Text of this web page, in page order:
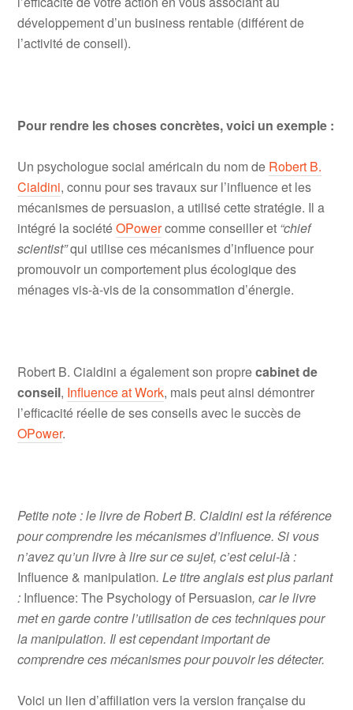
développement d’un business rentable (différent de
l’activité de conseil).
Pour rendre les choses concrètes, voici un exemple :
Un psychologue social américain du nom de Robert B.
Cialdini, connu pour ses travaux sur l’influence et les
mécanismes de persuasion, a utilisé cette stratégie. Il a
intégré la sociétéOPowercomme conseiller et “chief
scientist”qui utilise ces mécanismes d’influence pour
promouvoir un comportement plus écologique des
ménages vis-à-vis de la consommation d’énergie.
Robert B. Cialdini a également son proprecabinet de
conseil, Influence at Work, mais peut ainsi démontrer
l’efficacité réelle de ses conseils avec le succès de
OPower.
Petite note : le livre de Robert B. Cialdini est la référence
pour comprendre les mécanismes d’influence. Si vous
n’avez qu’un livre à lire sur ce sujet, c’est celui-là :
Influence & manipulation. Le titre anglais est plus parlant
: Influence: The Psychology of Persuasion, car le livre
met en garde contre l’utilisation de ces techniques pour
la manipulation. Il est cependant important de
comprendre ces mécanismes pour pouvoir les détecter.
Voici un lien d’affiliation vers la version française du